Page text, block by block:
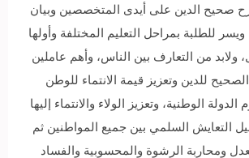
صحيح الدين على أيدى المتخصصين وبيان
للطلبة بمراحل التعليم المختلفة وأولها
ولابد من التعارف بين الناس، وأهم عاملين
للدين وتعزيز قيمة الانتماء للوطن
الوطنية، وتعزيز الولاء والانتماء إليها
التعايش السلمي بين جميع المواطنين ثم
ومحاربة الرشوة والمحسوبية والفساد